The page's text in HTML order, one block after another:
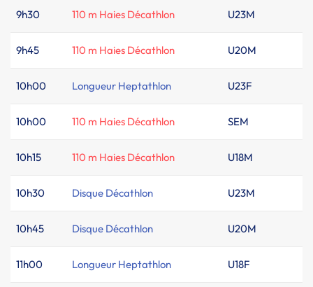
9h30 110 m Haies Décathlon U23M
9h45 110 m Haies Décathlon U20M
10h00 Longueur Heptathlon U23F
10h00 110 m Haies Décathlon SEM
10h15 110 m Haies Décathlon U18M
10h30 Disque Décathlon U23M
10h45 Disque Décathlon U20M
11h00 Longueur Heptathlon U18F